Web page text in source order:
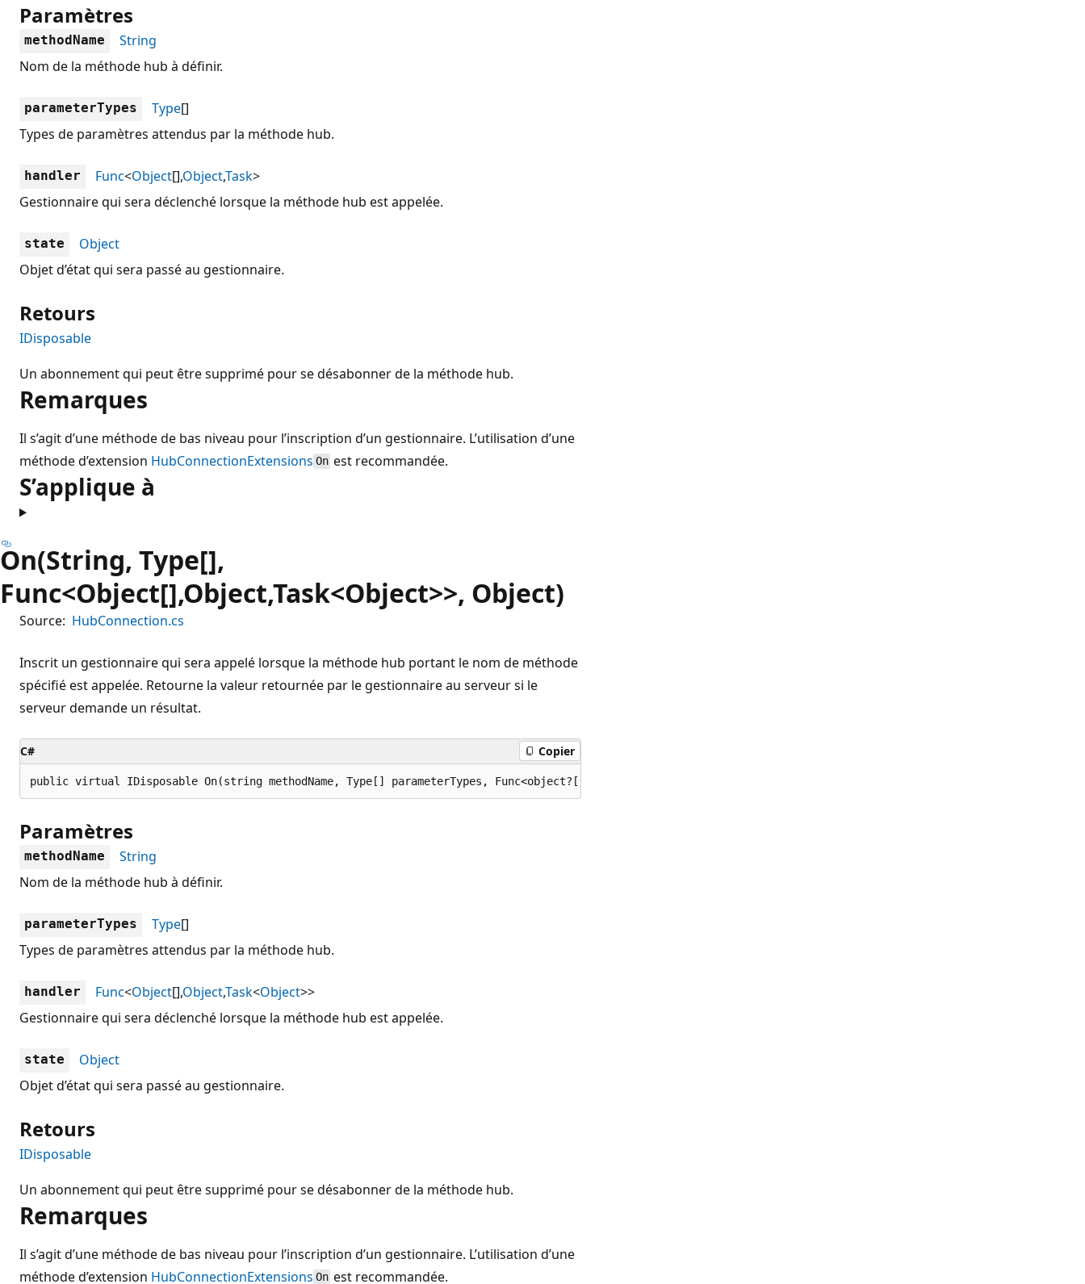
Paramètres
methodName
String
Nom de la méthode hub à définir.
parameterTypes Type[]
Types de paramètres attendus par la méthode hub.
handler Func<Object[],Object,Task>
Gestionnaire qui sera déclenché lorsque la méthode hub est appelée.
state
Object
Objet d’état qui sera passé au gestionnaire.
Retours
IDisposable
Un abonnement qui peut être supprimé pour se désabonner de la méthode hub.
Remarques
Il s’agit d’une méthode de bas niveau pour l’inscription d’un gestionnaire. L’utilisation d’une
méthode d’extension HubConnectionExtensions On est recommandée.
S’applique à
On(String, Type[],
Func<Object[],Object,Task<Object>>, Object)
Source: HubConnection.cs
Inscrit un gestionnaire qui sera appelé lorsque la méthode hub portant le nom de méthode
spécifié est appelée. Retourne la valeur retournée par le gestionnaire au serveur si le
serveur demande un résultat.
C# Copier
public virtual IDisposable On(string methodName, Type[] parameterTypes, Func<object?[],object,System.Threading.Tasks.Task<object?>> handler, object state);
Paramètres
methodName
String
Nom de la méthode hub à définir.
parameterTypes Type[]
Types de paramètres attendus par la méthode hub.
handler Func<Object[],Object,Task<Object>>
Gestionnaire qui sera déclenché lorsque la méthode hub est appelée.
state
Object
Objet d’état qui sera passé au gestionnaire.
Retours
IDisposable
Un abonnement qui peut être supprimé pour se désabonner de la méthode hub.
Remarques
Il s’agit d’une méthode de bas niveau pour l’inscription d’un gestionnaire. L’utilisation d’une
méthode d’extension HubConnectionExtensions On est recommandée.